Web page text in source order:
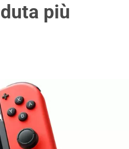
più